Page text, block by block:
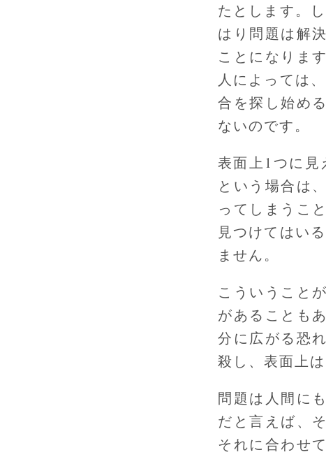
たとします。
はり問題は解
ことになりま
人によっては
合を探し始め
ないのです。
表面上1つに見
という場合は
ってしまうこ
見つけてはい
ません。
こういうこと
があることも
分に広がる恐
殺し、表面上
問題は人間に
だと言えば、
それに合わせ